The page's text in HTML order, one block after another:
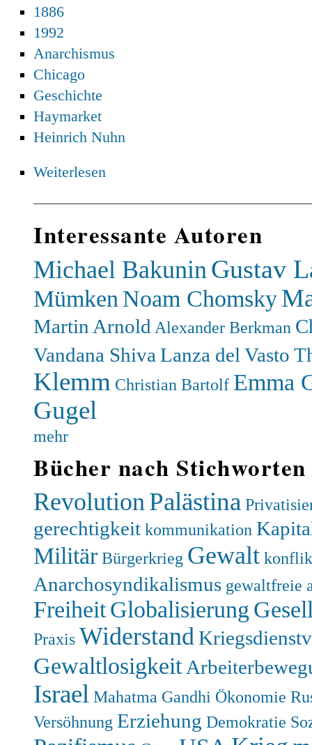
1886
1992
Anarchismus
Chicago
Geschichte
Haymarket
Heinrich Nuhn
Weiterlesen
Interessante Autoren
Michael BakuninGustav
Mümken Noam Chomsky
Martin Arnold Alexander Berkman
Vandana Shiva Lanza del Vasto
Klemm Christian Bartolf Emma
Gugel
mehr
Bücher nach Stichworten
RevolutionPalästina
gerechtigkeit kommunikation
Militär Bürgerkrieg Gewalt
Anarchosyndikalismus gewaltfreie
FreiheitGlobalisierung
Praxis Widerstand
Gewaltlosigkeit
Israel Mahatma Gandhi Ökonomie
Versöhnung Erziehung Demokratie